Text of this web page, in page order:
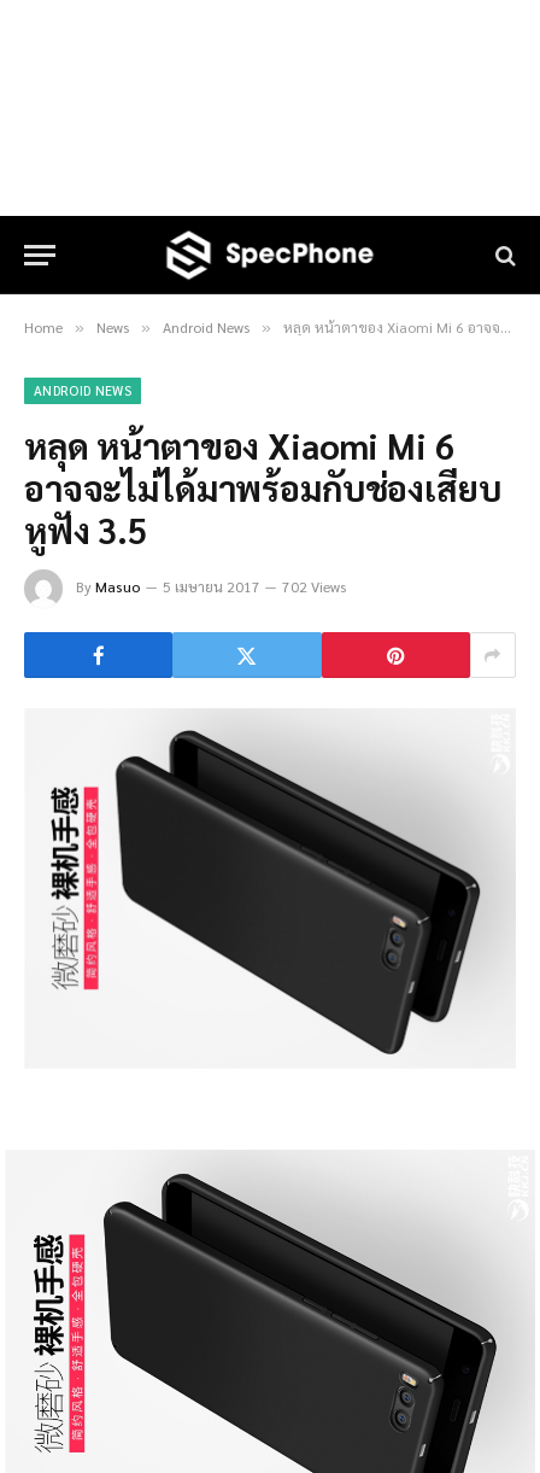
Home » News » Android News » หลุด หน้าตาของ Xiaomi Mi 6 อาจจะไม่ได้มาพร้อมกับช่องเสียบหูฟัง 3.5
ANDROID NEWS
หลุด หน้าตาของ Xiaomi Mi 6
อาจจะไม่ได้มาพร้อมกับช่องเสียบ
หูฟัง 3.5
ByMasuo 5 เมษายน 2017 702 Views